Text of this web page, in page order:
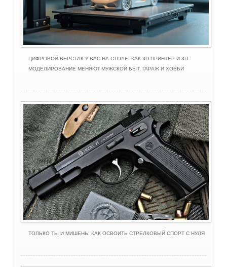
ЦИФРОВОЙ ВЕРСТАК У ВАС НА СТОЛЕ: КАК 3D-ПРИНТЕР И 3D-
МОДЕЛИРОВАНИЕ МЕНЯЮТ МУЖСКОЙ БЫТ, ГАРАЖ И ХОББИ
ТОЛЬКО ТЫ И МИШЕНЬ: КАК ОСВОИТЬ СТРЕЛКОВЫЙ СПОРТ С НУЛЯ